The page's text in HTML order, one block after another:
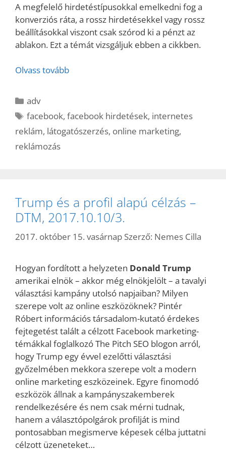
A megfelelő hirdetéstípusokkal emelkedni fog a
konverziós ráta, a rossz hirdetésekkel vagy rossz
beállításokkal viszont csak szórod ki a pénzt az
ablakon. Ezt a témát vizsgáljuk ebben a cikkben.
Olvass tovább
Kategória
adv
Címkék
facebook,facebook hirdetések, internetes
reklám, látogatószerzés, online marketing,
reklámozás
Trump és a profil alapú célzás –
DTM, 2017.10.10/3.
2017. október 15. vasárnap Szerző: Nemes Cilla
Hogyan fordított a helyzeten Donald Trump
amerikai elnök – akkor még elnökjelölt – a tavalyi
választási kampány utolsó napjaiban? Milyen
szerepe volt az online eszközöknek? Pintér
Róbert információs társadalom-kutató érdekes
fejtegetést talált a célzott Facebook marketing-
témákkal foglalkozó The Pitch SEO blogon arról,
hogy Trump egy évvel ezelőtti választási
győzelmében mekkora szerepe volt a modern
online marketing eszközeinek. Egyre finomodó
eszközök állnak a kampányszakemberek
rendelkezésére és nem csak mérni tudnak,
hanem a választópolgárok profilját is mind
pontosabban megismerve képesek célba juttatni
célzott üzeneteket…